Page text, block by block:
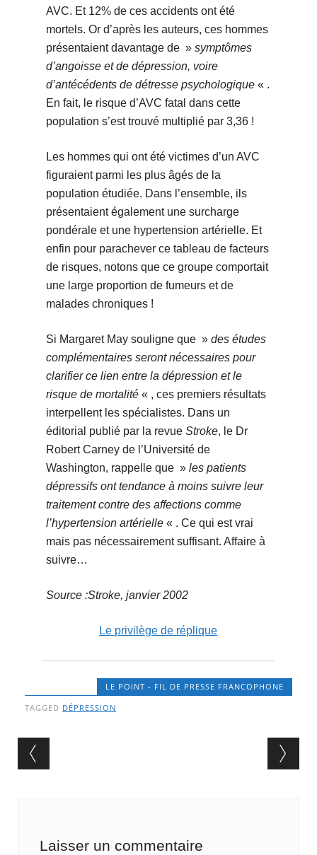
AVC. Et 12% de ces accidents ont été
mortels. Or d’après les auteurs, ces hommes
présentaient davantage de » symptômes
d’angoisse et de dépression, voire
d’antécédents de détresse psychologique« .
En fait, le risque d’AVC fatal dans cette
population s’est trouvé multiplié par 3,36 !
Les hommes qui ont été victimes d’un AVC
figuraient parmi les plus âgés de la
population étudiée. Dans l’ensemble, ils
présentaient également une surcharge
pondérale et une hypertension artérielle. Et
enfin pour parachever ce tableau de facteurs
de risques, notons que ce groupe comportait
une large proportion de fumeurs et de
malades chroniques !
Si Margaret May souligne que » des études
complémentaires seront nécessaires pour
clarifier ce lien entre la dépression et le
risque de mortalité« , ces premiers résultats
interpellent les spécialistes. Dans un
éditorial publié par la revue Stroke, le Dr
Robert Carney de l’Université de
Washington, rappelle que » les patients
dépressifs ont tendance à moins suivre leur
traitement contre des affections comme
l’hypertension artérielle« . Ce qui est vrai
mais pas nécessairement suffisant. Affaire à
suivre…
Source :Stroke, janvier 2002
Le privilège de réplique
LE POINT - FIL DE PRESSE FRANCOPHONE
TAGGED DÉPRESSION
Post navigation
Laisser un commentaire